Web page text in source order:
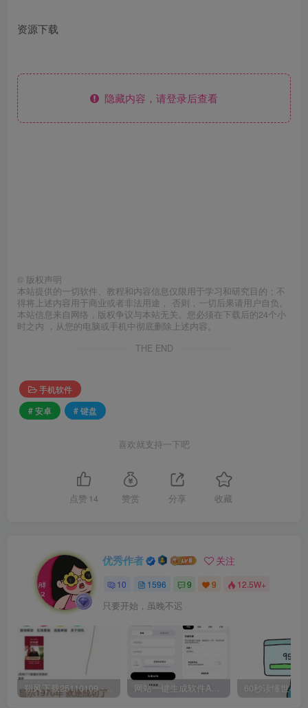
资源下载
隐藏内容，请登录后查看
© 版权声明
本站提供的一切软件、教程和内容信息仅限用于学习和研究目的；不
得将上述内容用于商业或者非法用途， 否则，一切后果请用户自负。
本站信息来自网络，版权争议与本站无关。您必须在下载后的24个小
时之内 ，从您的电脑或手机中彻底删除上述内容。
THE END
手机软件
# 安卓
# 键盘
喜欢就支持一下吧
点赞 14 赞赏 分享 收藏
优秀作者 关注
10 1596 9 9 12.5W+
只要开始，虽晚不迟
朔风下载25110109 -磁力下载神器-去VIP限制版本 网站一键生成软件APP 完美版 同时支持打包html文件